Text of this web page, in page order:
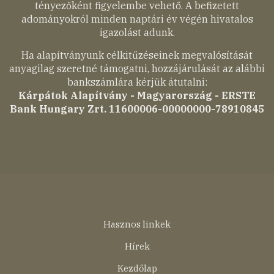
tényezőként figyelembe vehető. A befizetett
adományokról minden naptári év végén hivatalos
igazolást adunk.
Ha alapítványunk célkitűzéseinek megvalósítását
anyagilag szeretné támogatni, hozzájárulását az alábbi
bankszámlára kérjük átutalni:
Kárpátok Alapítvány - Magyarország - ERSTE
Bank Hungary Zrt. 11600006-00000000-78910845
Hasznos linkek
Hírek
Kezdőlap